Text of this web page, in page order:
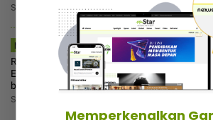
Sabtu, 8 Ogos 2026 11:00 AM
MSTAR | HIBURAN
Rasa sakit lakon babak aksi bantu
Evertts Gomez jiwai watak, tahu
batas elak kesan hari tua
Sabtu, 8 Ogos 2026 10:30 AM
Memperkenalkan